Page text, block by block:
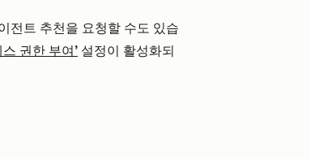
전트 추천을 요청할 수도 있습
권한 부여’ 설정이 활성화되